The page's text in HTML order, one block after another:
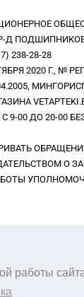
работы
Д
238-28-28
2020 Г., №
9-00 ДО 20-00
О